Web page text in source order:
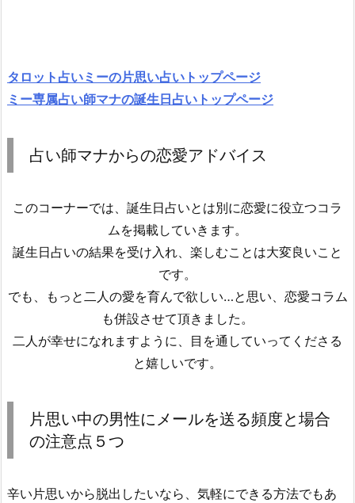
タロット占いミーの片思い占いトップページ
ミー専属占い師マナの誕生日占いトップページ
占い師マナからの恋愛アドバイス
このコーナーでは、誕生日占いとは別に恋愛に役立つコラ
ムを掲載していきます。
誕生日占いの結果を受け入れ、楽しむことは大変良いこと
です。
でも、もっと二人の愛を育んで欲しい…と思い、恋愛コラム
も併設させて頂きました。
二人が幸せになれますように、目を通していってくださる
と嬉しいです。
片思い中の男性にメールを送る頻度と場合
の注意点５つ
辛い片思いから脱出したいなら、気軽にできる方法でもあ